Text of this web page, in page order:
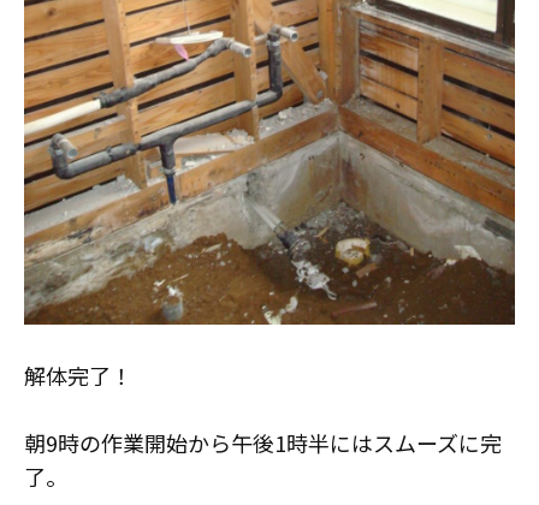
解体完了！
朝9時の作業開始から午後1時半にはスムーズに完
了。